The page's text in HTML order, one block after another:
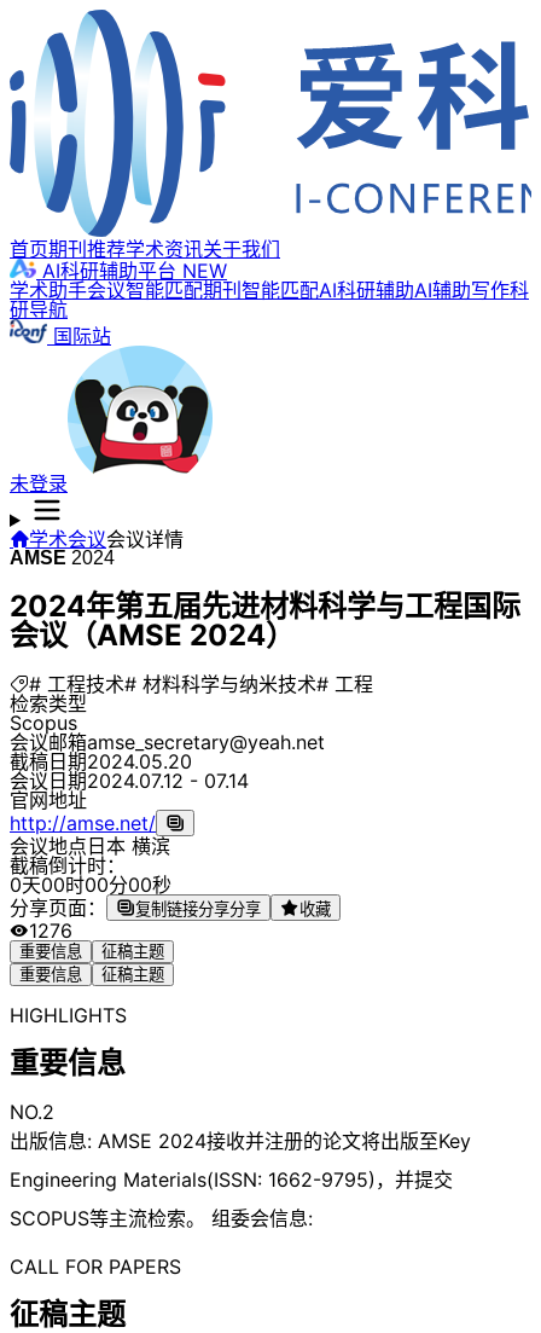
首页期刊推荐学术资讯关于我们
AI科研辅助平台 NEW
学术助手会议智能匹配期刊智能匹配AI科研辅助AI辅助写作科
研导航
国际站
未登录
学术会议会议详情
AMSE 2024
2024年第五届先进材料科学与工程国际
会议（AMSE 2024）
# 工程技术# 材料科学与纳米技术# 工程
检索类型
Scopus
会议邮箱amse_secretary@yeah.net
截稿日期2024.05.20
会议日期2024.07.12 - 07.14
官网地址
http://amse.net/
会议地点日本 横滨
截稿倒计时：
0天00时00分00秒
分享页面：
复制链接分享分享 收藏
1276
重要信息
征稿主题
重要信息
征稿主题
HIGHLIGHTS
重要信息
NO.2
出版信息: AMSE 2024接收并注册的论文将出版至Key
Engineering Materials(ISSN: 1662-9795)，并提交
SCOPUS等主流检索。 组委会信息:
CALL FOR PAPERS
征稿主题